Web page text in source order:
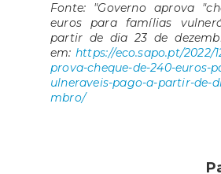
Fonte: "Governo aprova
euros para famílias
partir de dia 23 de
em: https://eco.sapo.pt/2022/
prova-cheque-de-240-euros-
ulneraveis-pago-a-partir-de-
mbro/